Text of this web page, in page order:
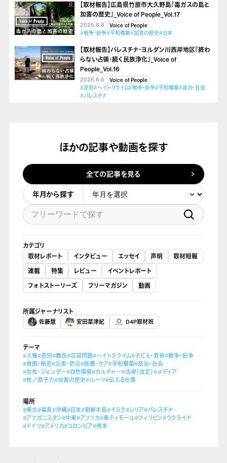
【取材報告】広島県竹原市大久野島『毒ガスの島と
加害の歴史』_Voice of People_Vol.17
2025.8.8
Voice of People
#戦争・紛争#平和構築#加害の歴史#日本
【取材報告】パレスチナ・ヨルダン川西岸地区『終わ
らない占領・続く民族浄化』_Voice of
People_Vol.16
2025.6.6
Voice of People
#差別#ヘイトクライム#戦争・紛争#平和構築#政治・社会
#パレスチナ
ほかの記事や動画を探す
全ての記事を見る
年月から探す
カテゴリ
取材レポート
インタビュー エッセイ 声明
取材短報
連載
特集 レビュー
イベントレポート
フォトストーリーズ
フリーマガジン 動画
所属ジャーナリスト
佐藤慧 安田菜津紀 D4P取材班
テーマ
#人権#差別#難民#収容問題#ヘイトクライム#子ども・教育#戦争・紛争
#貧困・格差#災害・防災#医療・ケア#平和構築#政治・社会
#女性・ジェンダー#自然環境#カルチャー#法律（改定）#メディア
#核／原子力#加害の歴史#ルーツ#伝える仕事
場所
#東北#福島#沖縄#日本#朝鮮半島#イラク#シリア#パレスチナ
#アフガニスタン#中東#アフリカ#東ティモール#フィリピン#ウクライナ
#ドイツ#アメリカ#コロンビア#南米